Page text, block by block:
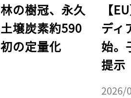
の樹冠、永久
壌炭素約590
の定量化
【
ディ
始。
提示
2026/